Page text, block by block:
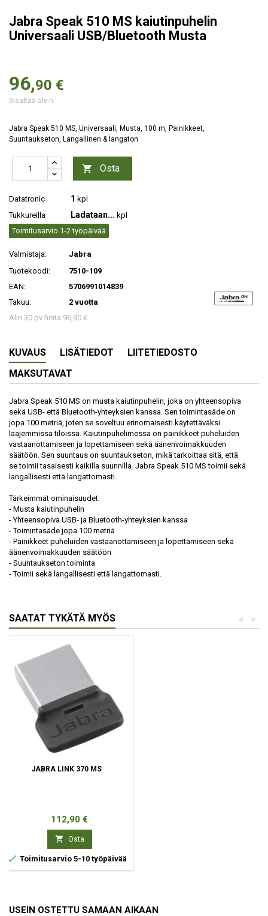
Jabra Speak 510 MS kaiutinpuhelin
Universaali USB/Bluetooth Musta
96,90 €
Sisältää alv:n
Jabra Speak 510 MS, Universaali, Musta, 100 m, Painikkeet,
Suuntaukseton, Langallinen & langaton
 Osta
Datatronic 1 kpl
Tukkureilla
Ladataan... kpl
Toimitusarvio 1-2 työpäivää
Valmistaja:
Jabra
Tuotekoodi:
7510-109
EAN:
5706991014839
Takuu:
2 vuotta
Alin 30 pv hinta 96,90 €
KUVAUS LISÄTIEDOT
LIITETIEDOSTO
MAKSUTAVAT
Jabra Speak 510 MS on musta kaiutinpuhelin, joka on yhteensopiva
sekä USB- että Bluetooth-yhteyksien kanssa. Sen toimintasäde on
jopa 100 metriä, joten se soveltuu erinomaisesti käytettäväksi
laajemmissa tiloissa. Kaiutinpuhelimessa on painikkeet puheluiden
vastaanottamiseen ja lopettamiseen sekä äänenvoimakkuuden
säätöön. Sen suuntaus on suuntaukseton, mikä tarkoittaa sitä, että
se toimii tasaisesti kaikilla suunnilla. Jabra Speak 510 MS toimii sekä
langallisesti että langattomasti.
Tärkeimmät ominaisuudet:
- Musta kaiutinpuhelin
- Yhteensopiva USB- ja Bluetooth-yhteyksien kanssa
- Toimintasäde jopa 100 metriä
- Painikkeet puheluiden vastaanottamiseen ja lopettamiseen sekä
äänenvoimakkuuden säätöön
- Suuntaukseton toiminta
- Toimii sekä langallisesti että langattomasti.
SAATAT TYKÄTÄ MYÖS >
<
JABRA LINK 370 MS
Hinta
112,90 €
 Osta
 Toimitusarvio 5-10 työpäivää
USEIN OSTETTU SAMAAN AIKAAN